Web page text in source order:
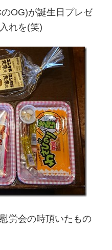
OG)が誕生日プレゼ
れを(笑)
労会の時頂いたもの